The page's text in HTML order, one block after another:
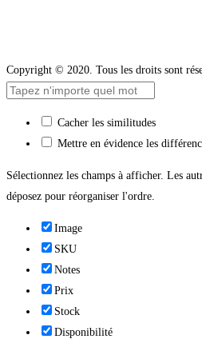
Copyright © 2020. Tous les droits sont
Cacher les similitudes
Mettre en évidence les
Sélectionnez les champs à afficher. Les
déposez pour réorganiser l'ordre.
Image
SKU
Notes
Prix
Stock
Disponibilité